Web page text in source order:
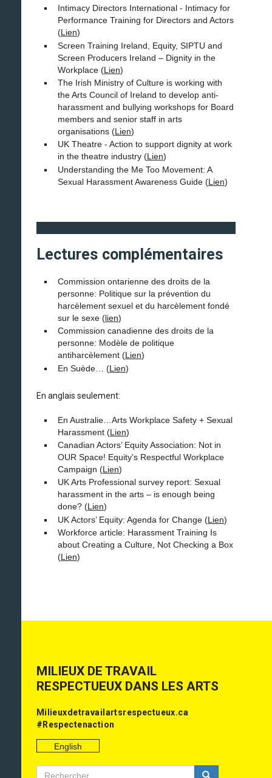
Intimacy Directors International - Intimacy for
Performance Training for Directors and Actors
(Lien)
Screen Training Ireland, Equity, SIPTU and
Screen Producers Ireland – Dignity in the
Workplace (Lien)
The Irish Ministry of Culture is working with
the Arts Council of Ireland to develop anti-
harassment and bullying workshops for Board
members and senior staff in arts
organisations (Lien)
UK Theatre - Action to support dignity at work
in the theatre industry (Lien)
Understanding the Me Too Movement: A
Sexual Harassment Awareness Guide (Lien)
Lectures complémentaires
Commission ontarienne des droits de la
personne: Politique sur la prévention du
harcèlement sexuel et du harcèlement fondé
sur le sexe (lien)
Commission canadienne des droits de la
personne: Modèle de politique
antiharcèlement (Lien)
En Suède… (Lien)
En anglais seulement:
En Australie…Arts Workplace Safety + Sexual
Harassment (Lien)
Canadian Actors’ Equity Association: Not in
OUR Space! Equity's Respectful Workplace
Campaign (Lien)
UK Arts Professional survey report: Sexual
harassment in the arts – is enough being
done? (Lien)
UK Actors’ Equity: Agenda for Change (Lien)
Workforce article: Harassment Training Is
about Creating a Culture, Not Checking a Box
(Lien)
MILIEUX DE TRAVAIL
RESPECTUEUX DANS LES ARTS
Milieuxdetravailartsrespectueux.ca
#Respectenaction
English
Rechercher Rechercher